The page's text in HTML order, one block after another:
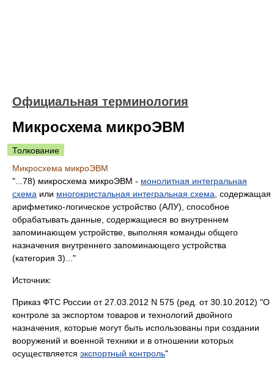
Официальная терминология
Микросхема микроЭВМ
Толкование
Микросхема микроЭВМ
"...78) микросхема микроЭВМ - монолитная интегральная
схема или многокристальная интегральная схема , содержащая
арифметико-логическое устройство (АЛУ), способное
обрабатывать данные, содержащиеся во внутреннем
запоминающем устройстве, выполняя команды общего
назначения внутреннего запоминающего устройства
(категория 3)..."
Источник:
Приказ ФТС России от 27.03.2012 N 575 (ред. от 30.10.2012) "О
контроле за экспортом товаров и технологий двойного
назначения, которые могут быть использованы при создании
вооружений и военной техники и в отношении которых
осуществляется экспортный контроль"